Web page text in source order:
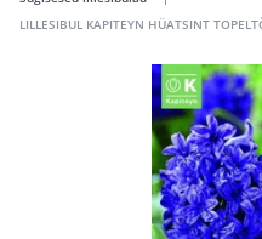
LILLESIBUL KAPITEYN HÜATSINT